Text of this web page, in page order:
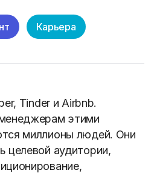
Карьера
Tinder и Airbnb.
этими
миллионы людей. Они
целевой аудитории,